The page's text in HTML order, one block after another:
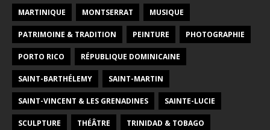
MARTINIQUE MONTSERRAT MUSIQUE
PATRIMOINE & TRADITION PEINTURE PHOTOGRAPHIE
PORTO RICO RÉPUBLIQUE DOMINICAINE
SAINT-BARTHÉLEMY SAINT-MARTIN
SAINT-VINCENT & LES GRENADINES SAINTE-LUCIE
SCULPTURE THÉÂTRE TRINIDAD & TOBAGO